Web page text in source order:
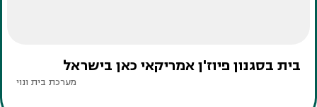
בית בסגנון פיוז'ן אמריקאי כאן בישראל
מערכת בית ונוי